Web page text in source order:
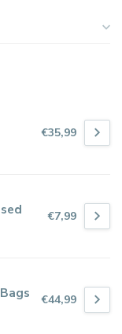
€35,99
€7,99
€44,99